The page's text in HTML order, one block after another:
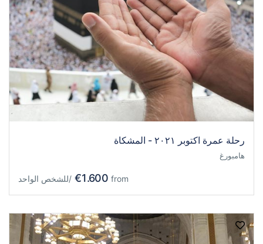
رحلة عمرة اكتوبر ٢٠٢١ - المشكاة
هامبورغ
from
€1.600 /للشخص الواحد